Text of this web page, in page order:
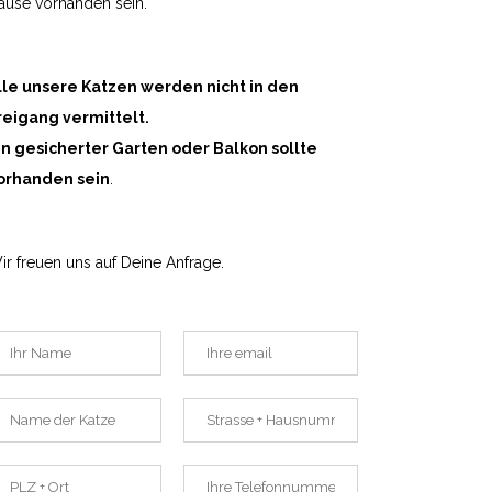
unsere Katzen werden nicht in den
vermittelt.
gesicherter Garten oder Balkon sollte
sein
freuen uns auf Deine Anfrage.